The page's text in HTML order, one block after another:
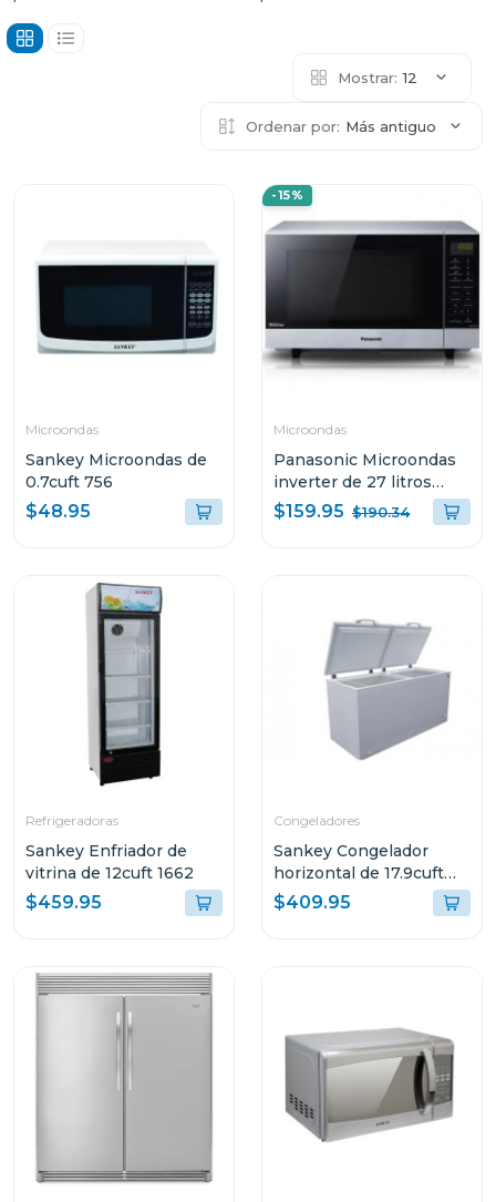
Mostrar: 12
Ordenar por: Más antiguo
Microondas
Sankey Microondas de
0.7cuft 756
$48.95
-15%
Microondas
Panasonic Microondas
inverter de 27 litros
nnsf564
$159.95 $190.34
Refrigeradoras
Sankey Enfriador de
vitrina de 12cuft 1662
$459.95
Congeladores
Sankey Congelador
horizontal de 17.9cuft
(aprox) 1870
$409.95